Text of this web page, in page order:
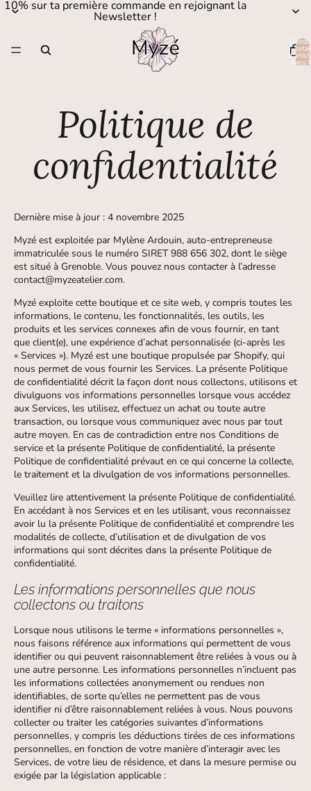
10% sur ta première commande en rejoignant la
Newsletter !
total
dans
Politique de
confidentialité
Dernière mise à jour : 4 novembre 2025
Myzé est exploitée par Mylène Ardouin, auto-entrepreneuse
immatriculée sous le numéro SIRET 988 656 302, dont le siège
est situé à Grenoble. Vous pouvez nous contacter à l’adresse
contact@myzeatelier.com.
Myzé exploite cette boutique et ce site web, y compris toutes les
informations, le contenu, les fonctionnalités, les outils, les
produits et les services connexes afin de vous fournir, en tant
que client(e), une expérience d’achat personnalisée (ci-après les
« Services »). Myzé est une boutique propulsée par Shopify, qui
nous permet de vous fournir les Services. La présente Politique
de confidentialité décrit la façon dont nous collectons, utilisons et
divulguons vos informations personnelles lorsque vous accédez
aux Services, les utilisez, effectuez un achat ou toute autre
transaction, ou lorsque vous communiquez avec nous par tout
autre moyen. En cas de contradiction entre nos Conditions de
service et la présente Politique de confidentialité, la présente
Politique de confidentialité prévaut en ce qui concerne la collecte,
le traitement et la divulgation de vos informations personnelles.
Veuillez lire attentivement la présente Politique de confidentialité.
En accédant à nos Services et en les utilisant, vous reconnaissez
avoir lu la présente Politique de confidentialité et comprendre les
modalités de collecte, d’utilisation et de divulgation de vos
informations qui sont décrites dans la présente Politique de
confidentialité.
Les informations personnelles que nous
collectons ou traitons
Lorsque nous utilisons le terme « informations personnelles »,
nous faisons référence aux informations qui permettent de vous
identifier ou qui peuvent raisonnablement être reliées à vous ou à
une autre personne. Les informations personnelles n’incluent pas
les informations collectées anonymement ou rendues non
identifiables, de sorte qu’elles ne permettent pas de vous
identifier ni d’être raisonnablement reliées à vous. Nous pouvons
collecter ou traiter les catégories suivantes d’informations
personnelles, y compris les déductions tirées de ces informations
personnelles, en fonction de votre manière d’interagir avec les
Services, de votre lieu de résidence, et dans la mesure permise ou
exigée par la législation applicable :